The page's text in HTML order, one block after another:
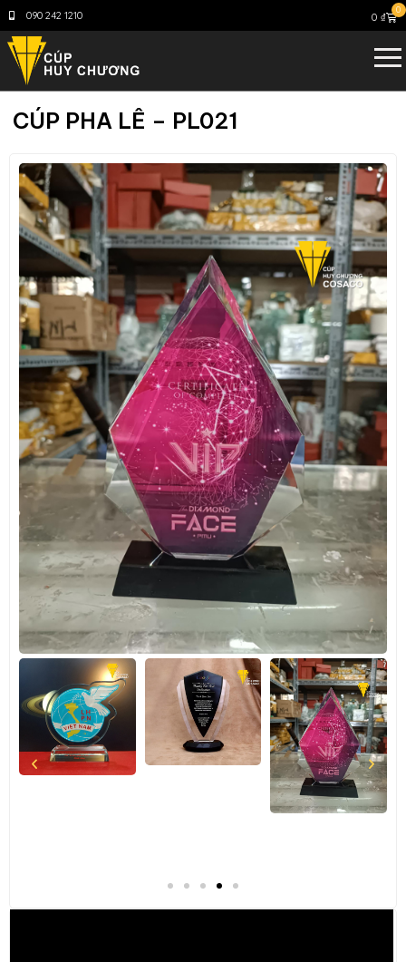
090 242 1210 0 ₫
0
CÚP PHA LÊ – PL021